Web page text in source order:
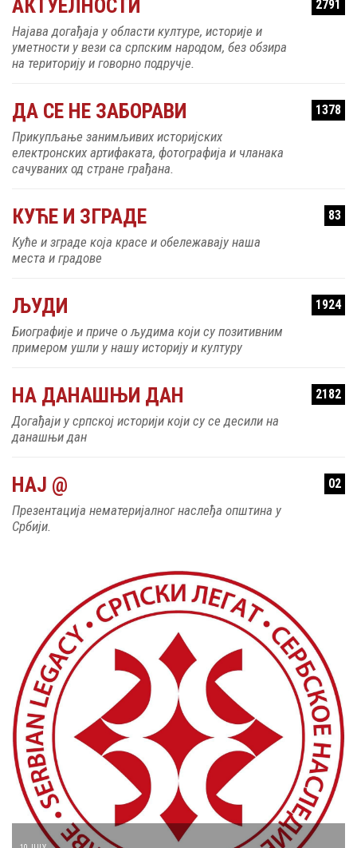
Најава догађаја у области културе, историје и
уметности у вези са српским народом, без обзира
на територију и говорно подручје.
ДА СЕ НЕ ЗАБОРАВИ 1378
Прикупљање занимљивих историјских
електронских артифаката, фотографија и чланака
сачуваних од стране грађана.
КУЋЕ И ЗГРАДЕ 83
Куће и зграде која красе и обележавају наша
места и градове
ЉУДИ 1924
Биографије и приче о људима који су позитивним
примером ушли у нашу историју и културу
НА ДАНАШЊИ ДАН 2182
Догађаји у српској историји који су се десили на
данашњи дан
НАЈ @ 02
Презентација нематеријалног наслеђа општина у
Србији.
10 JULY